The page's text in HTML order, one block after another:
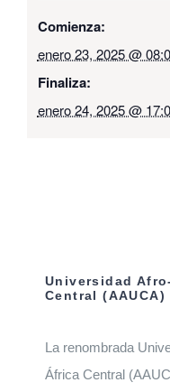
Comienza:
enero 23, 2025 @
Finaliza:
enero 24, 2025 @
Universidad
Central (AAUCA)
La renombrada
África Central